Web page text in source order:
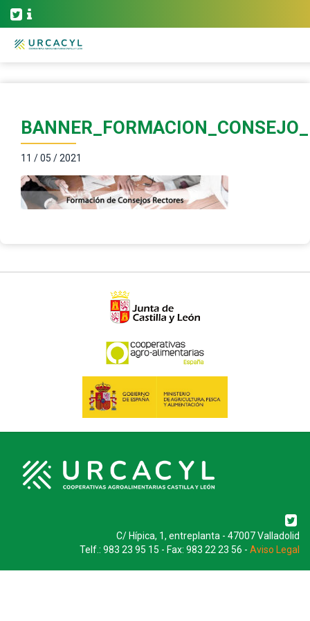
11 / 05 / 2021
C/ Hípica, 1, entreplanta - 47007 Valladolid
Telf.: 983 23 95 15 - Fax: 983 22 23 56 - Aviso Legal